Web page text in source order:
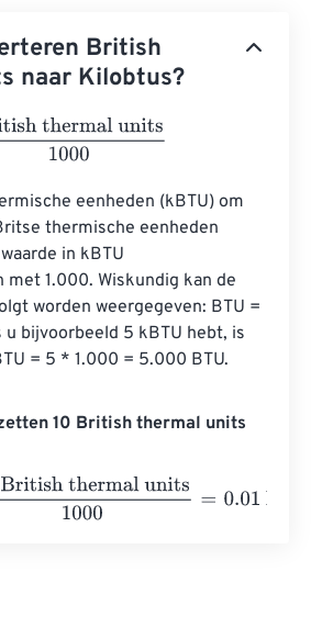
British
naar Kilobtus?
units1000
eenheden (kBTU) om
thermische eenheden
in kBTU
1.000. Wiskundig kan de
worden weergegeven: BTU =
u bijvoorbeeld 5 kBTU hebt, is
= 5 * 1.000 = 5.000 BTU.
10 British thermal units
thermal units1000=0.01 Kilobtus